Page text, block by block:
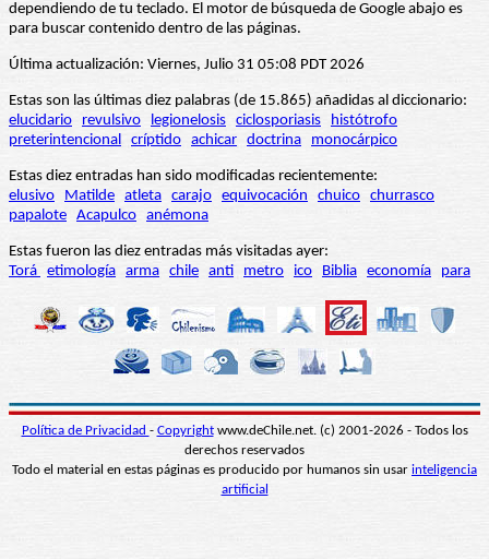
dependiendo de tu teclado. El motor de búsqueda de Google abajo es
para buscar contenido dentro de las páginas.
Última actualización: Viernes, Julio 31 05:08 PDT 2026
Estas son las últimas diez palabras (de 15.865) añadidas al diccionario:
elucidario
revulsivo legionelosis ciclosporiasis
histótrofo
preterintencional críptido achicar doctrina monocárpico
Estas diez entradas han sido modificadas recientemente:
elusivo
Matilde atleta carajo equivocación chuico churrasco
papalote Acapulco anémona
Estas fueron las diez entradas más visitadas ayer:
Torá etimología arma chile anti metro ico Biblia economía para
Política de Privacidad - Copyrightwww.deChile.net. (c) 2001-2026 - Todos los
derechos reservados
Todo el material en estas páginas es producido por humanos sin usar inteligencia
artificial